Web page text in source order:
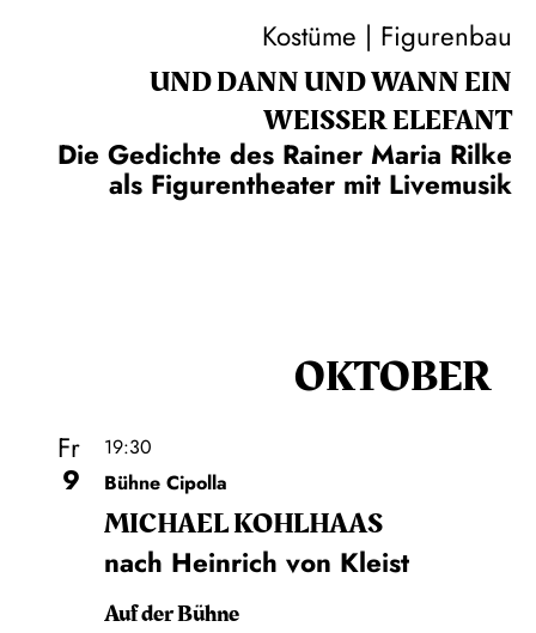
Kostüme | Figurenbau
UND DANN UND WANN EIN
WEISSER ELEFANT
Die Gedichte des Rainer Maria Rilke
als Figurentheater mit Livemusik
OKTOBER
Fr
9
19:30
Bühne Cipolla
MICHAEL KOHLHAAS
nach Heinrich von Kleist
Auf der Bühne